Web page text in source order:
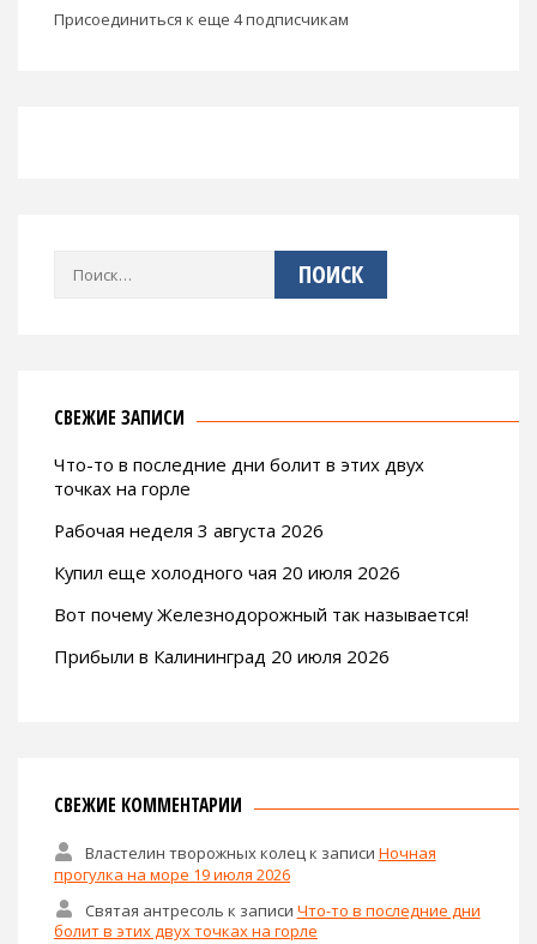
Присоединиться к еще 4 подписчикам
Найти:
СВЕЖИЕ ЗАПИСИ
Что-то в последние дни болит в этих двух
точках на горле
Рабочая неделя 3 августа 2026
Купил еще холодного чая 20 июля 2026
Вот почему Железнодорожный так называется!
Прибыли в Калининград 20 июля 2026
СВЕЖИЕ КОММЕНТАРИИ
Властелин творожных колецк записи Ночная
прогулка на море 19 июля 2026
Святая антресоль к записи Что-то в последние дни
болит в этих двух точках на горле